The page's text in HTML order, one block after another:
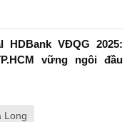
VĐQG 2025:
vững ngôi đầu
Long